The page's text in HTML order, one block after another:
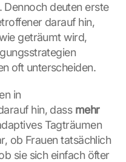
Dennoch deuten erste
darauf hin,
geträumt wird,
oft unterscheiden.
in
hin, dass mehr
Tagträumen
ob Frauen tatsächlich
sie sich einfach öfter